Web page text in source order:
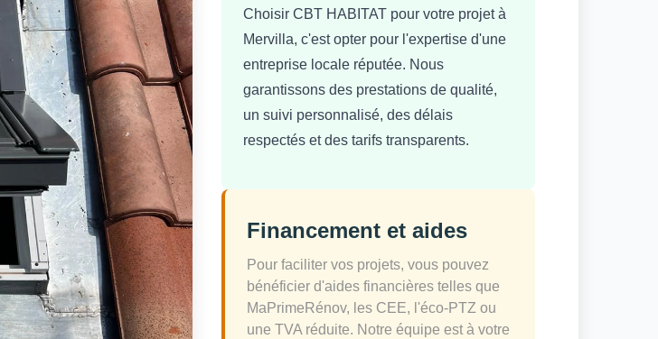
Choisir CBT HABITAT pour votre projet à
Mervilla, c'est opter pour l'expertise d'une
entreprise locale réputée. Nous
garantissons des prestations de qualité,
un suivi personnalisé, des délais
respectés et des tarifs transparents.
Financement et aides
Pour faciliter vos projets, vous pouvez
bénéficier d'aides financières telles que
MaPrimeRénov, les CEE, l'éco-PTZ ou
une TVA réduite. Notre équipe est à votre